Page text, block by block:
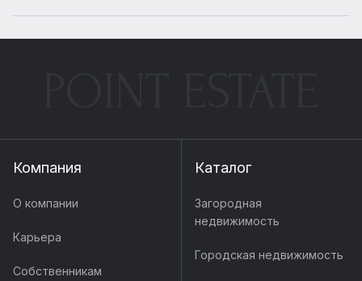
Компания
О компании
Карьера
Собственникам
Каталог
Загородная
недвижимость
Городская недвижимость